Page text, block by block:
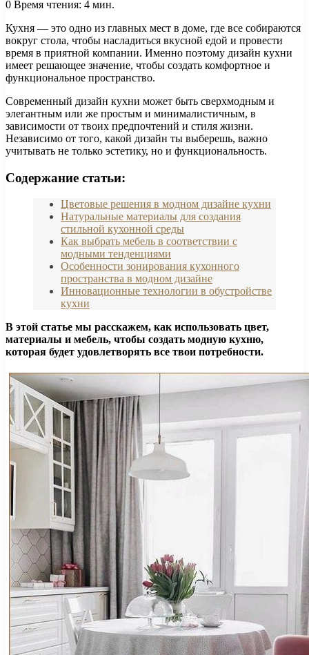
0 Время чтения: 4 мин.
Кухня — это одно из главных мест в доме, где все собираются
вокруг стола, чтобы насладиться вкусной едой и провести
время в приятной компании. Именно поэтому дизайн кухни
имеет решающее значение, чтобы создать комфортное и
функциональное пространство.
Современный дизайн кухни может быть сверхмодным и
элегантным или же простым и минималистичным, в
зависимости от твоих предпочтений и стиля жизни.
Независимо от того, какой дизайн ты выберешь, важно
учитывать не только эстетику, но и функциональность.
Содержание статьи:
Цветовые решения в модном дизайне кухни
Натуральные материалы для создания
стильной кухонной среды
Как выбрать мебель в соответствии с
модными тенденциями
Особенности зонирования кухонного
пространства в модном дизайне
Инновационные технологии в обустройстве
кухни
В этой статье мы расскажем, как использовать цвет,
материалы и мебель, чтобы создать модную кухню,
которая будет удовлетворять все твои потребности.